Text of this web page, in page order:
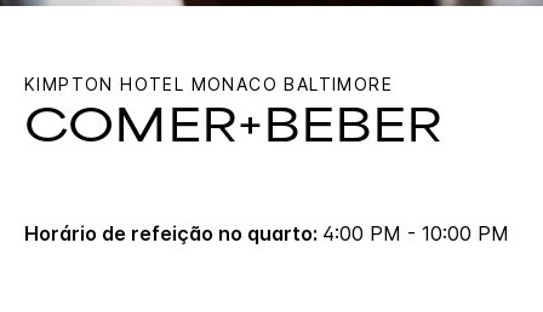
KIMPTON HOTEL MONACO BALTIMORE
COMER+BEBER
Horário de refeição no quarto: 4:00 PM - 10:00 PM